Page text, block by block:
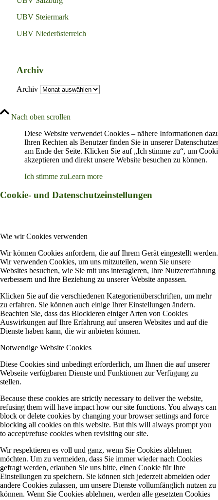
UBV Steiermark
UBV Niederösterreich
Archiv
Archiv
Nach oben scrollen
Diese Website verwendet Cookies – nähere Informationen
Ihren Rechten als Benutzer finden Sie in unserer
am Ende der Seite. Klicken Sie auf „Ich stimme zu“, um
akzeptieren und direkt unsere Website besuchen zu können.
Ich stimme zuLearn more
Cookie- und Datenschutzeinstellungen
Wie wir Cookies verwenden
Wir können Cookies anfordern, die auf Ihrem Gerät eingestellt werden.
Wir verwenden Cookies, um uns mitzuteilen, wenn Sie unsere
Websites besuchen, wie Sie mit uns interagieren, Ihre Nutzererfahrung
verbessern und Ihre Beziehung zu unserer Website anpassen.
Klicken Sie auf die verschiedenen Kategorienüberschriften, um mehr
zu erfahren. Sie können auch einige Ihrer Einstellungen ändern.
Beachten Sie, dass das Blockieren einiger Arten von Cookies
Auswirkungen auf Ihre Erfahrung auf unseren Websites und auf die
Dienste haben kann, die wir anbieten können.
Notwendige Website Cookies
Diese Cookies sind unbedingt erforderlich, um Ihnen die auf unserer
Webseite verfügbaren Dienste und Funktionen zur Verfügung zu
stellen.
Because these cookies are strictly necessary to deliver the website,
refusing them will have impact how our site functions. You always can
block or delete cookies by changing your browser settings and force
blocking all cookies on this website. But this will always prompt you
to accept/refuse cookies when revisiting our site.
Wir respektieren es voll und ganz, wenn Sie Cookies ablehnen
möchten. Um zu vermeiden, dass Sie immer wieder nach Cookies
gefragt werden, erlauben Sie uns bitte, einen Cookie für Ihre
Einstellungen zu speichern. Sie können sich jederzeit abmelden oder
andere Cookies zulassen, um unsere Dienste vollumfänglich nutzen zu
können. Wenn Sie Cookies ablehnen, werden alle gesetzten Cookies